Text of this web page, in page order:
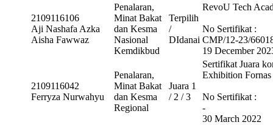
2109116106
Aji Nashafa Azka
Aisha Fawwaz
Penalaran,
Minat Bakat
dan Kesma
Nasional
Kemdikbud
Terpilih
/
DIdanai
RevoU Tech
No Sertifikat :
CMP/12-23/
19 December
2109116042
Ferryza Nurwahyu
Penalaran,
Minat Bakat
dan Kesma
Regional
Juara 1
/ 2 / 3
Sertifikat Juara
Exhibition Fornas
No Sertifikat :
-
30 March 2022